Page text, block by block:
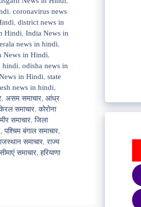
, coronavirus news
, district news in
Hindi, India News in
news in hindi,
News in Hindi,
hindi, odisha news in
in Hindi, state
news in hindi,
, असम समाचार, आंध्र
समाचार,कोरोना
समाचार,जिला
,पश्चिम बंगाल समाचार,
समाचार,राज्य
सीमाएं समाचार,हरियाणा